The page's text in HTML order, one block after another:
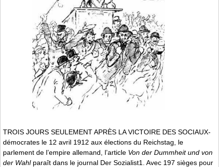
TROIS JOURS SEULEMENT APRÈS LA VICTOIRE DES SOCIAUX-
démocrates le 12 avril 1912 aux élections du Reichstag, le
parlement de l’empire allemand, l’article Von der Dummheit und von
der Wahl paraît dans le journal Der Sozialist1. Avec 197 sièges pour